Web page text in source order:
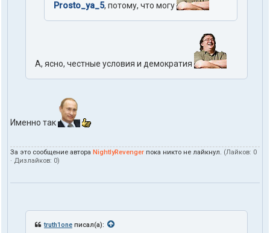
Prosto_ya_5, потому, что могу
А, ясно, честные условия и демократия
Именно так
За это сообщение автора NightlyRevenger пока никто не лайкнул. (Лайков: 0
· Дизлайков: 0)
truth1one писал(а):